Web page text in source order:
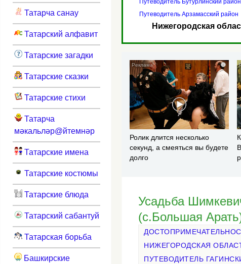
Путеводитель Бутурлинский район
Путеводитель Арзамасский район
Нижегородская
i
Ролик длится несколько
секунд, а смеяться вы будете
долго
Усадьба
(с.Большая
НИЖЕГОРОДСКАЯ
ПУТЕВОДИТЕЛЬ
Татарча санау
Татарский алфавит
Татарские загадки
Татарские сказки
Татарские стихи
Татарча
мәкальләр@йтемнәр
Татарские имена
Татарские костюмы
Татарские блюда
Татарский сабантуй
Татарская борьба
Башкирские